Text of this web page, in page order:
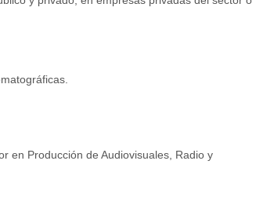
en Producción de Audiovisuales, Radio y